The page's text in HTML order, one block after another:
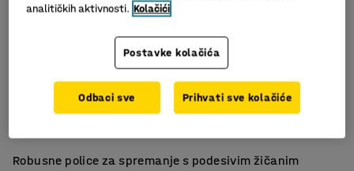
Nisu potrebni vijci
Podesive police
Robusne police za spremanje s podesivim žičanim
analitičkih aktivnosti. Kolačići
Postavke kolačića
Odbaci sve Prihvati sve kolačiće